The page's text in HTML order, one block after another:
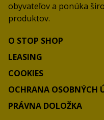
obyvateľov a ponúka
produktov.
O STOP SHOP
LEASING
COOKIES
OCHRANA OSOBNÝCH
PRÁVNA DOLOŽKA